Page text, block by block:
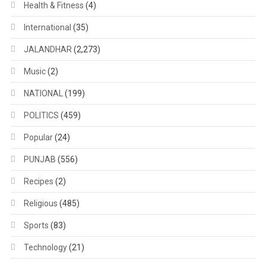
Health & Fitness (4)
International (35)
JALANDHAR(2,273)
Music(2)
NATIONAL(199)
POLITICS (459)
Popular(24)
PUNJAB (556)
Recipes (2)
Religious (485)
Sports (83)
Technology(21)